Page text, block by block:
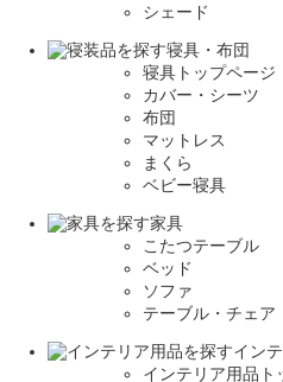
シェード
寝具・布団
寝具トップページ
カバー・シーツ
布団
マットレス
まくら
ベビー寝具
家具
こたつテーブル
ベッド
ソファ
テーブル・チェア
イン
インテリア用品ト